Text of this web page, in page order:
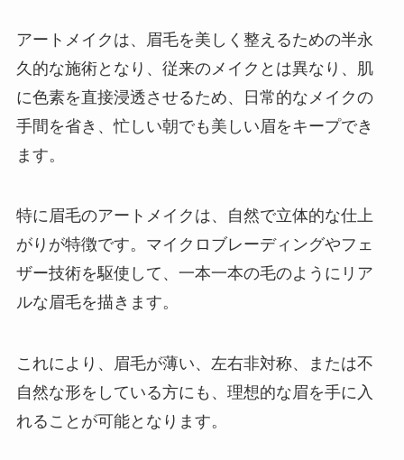
アートメイクは、眉毛を美しく整えるための半永
久的な施術となり、従来のメイクとは異なり、肌
に色素を直接浸透させるため、日常的なメイクの
手間を省き、忙しい朝でも美しい眉をキープでき
ます。
特に眉毛のアートメイクは、自然で立体的な仕上
がりが特徴です。マイクロブレーディングやフェ
ザー技術を駆使して、一本一本の毛のようにリア
ルな眉毛を描きます。
これにより、眉毛が薄い、左右非対称、または不
自然な形をしている方にも、理想的な眉を手に入
れることが可能となります。